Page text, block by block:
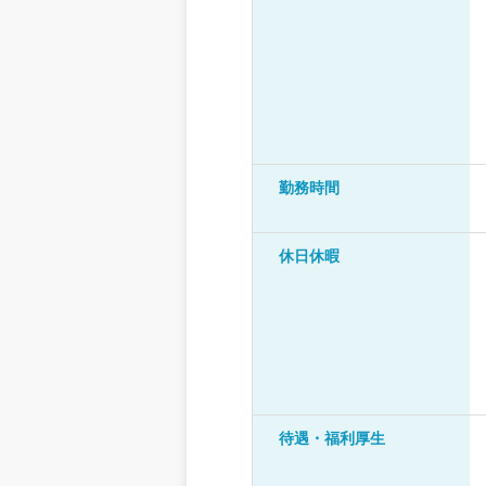
勤務時間
休日休暇
待遇・福利厚生